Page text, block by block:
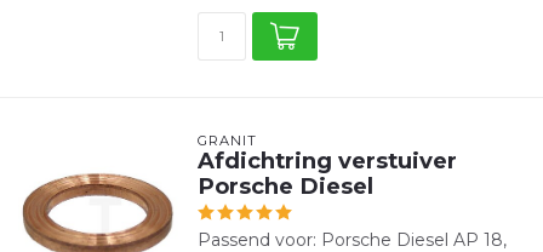
GRANIT
Afdichtring verstuiver
Porsche Diesel
Passend voor: Porsche Diesel AP 18,